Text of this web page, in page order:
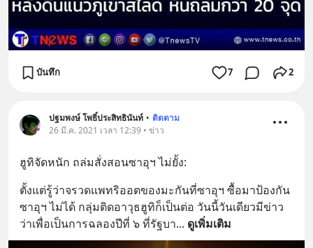
บันทึก 7 2
ปฐมพงษ์ โพธิ์ประสิทธินันท์ • ติดตาม
26 มี.ค. 2021 เวลา 12:39 • ข่าว
ฮูทิจัดหนัก ถล่มสั่งสอนซาอุฯ ไม่ยั้ง:
ตั้งแต่รู้ว่าจรวดแพทริออตของมะกันที่ซาอุฯ ซื้อมาป้องกัน
ซาอุฯ ไม่ได้ กลุ่มติดอาวุธฮูทิก็เป็นต่อ วันนี้วันเดียวมีข่าว
ว่าเพื่อเป็นการฉลองปีที่ ๖ ที่รัฐบา... ดูเพิ่มเติม